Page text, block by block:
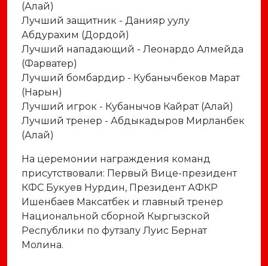
(Алай)
Лучший защитник - Данияр уулу
Абдурахим (Дордой)
Лучший нападающий - Леонардо Алмейда
(Фарватер)
Лучший бомбардир - Кубанычбеков Марат
(Нарын)
Лучший игрок - Кубанычов Кайрат (Алай)
Лучший тренер - Абдыкадыров Мирланбек
(Алай)
На церемонии награждения команд
присутствовали: Первый Вице-президент
КФС Букуев Нурдин, Президент АФКР
Ишенбаев Максатбек и главный тренер
Национальной сборной Кыргызской
Республики по футзалу Луис Бернат
Молина.